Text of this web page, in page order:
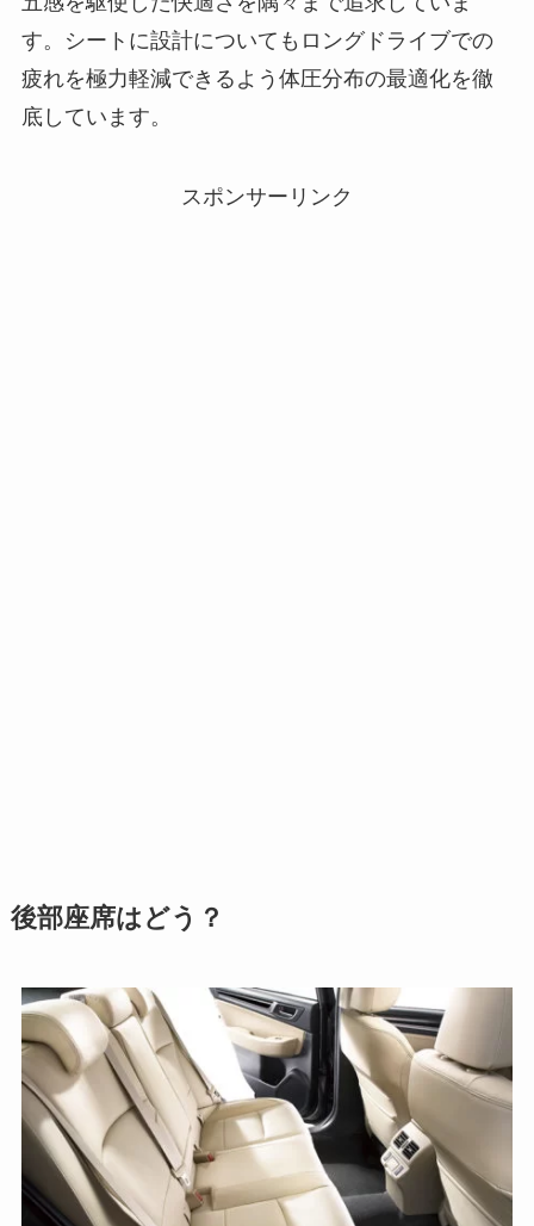
す。シートに設計についてもロングドライブでの
疲れを極力軽減できるよう体圧分布の最適化を徹
底しています。
スポンサーリンク
後部座席はどう？